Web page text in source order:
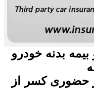
بدنه خودرو
حضوری کسر از